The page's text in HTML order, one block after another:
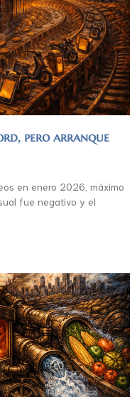
pero arranque
en enero 2026, máximo
fue negativo y el